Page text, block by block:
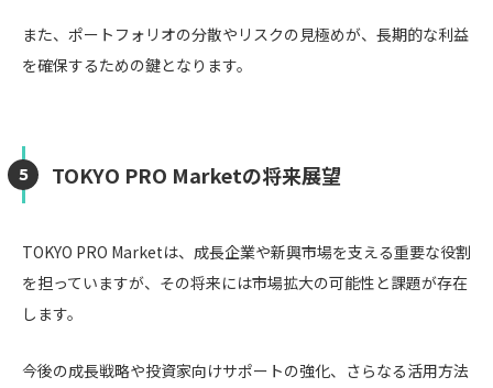
また、ポートフォリオの分散やリスクの見極めが、長期的な利益
を確保するための鍵となります。
TOKYO PRO Marketの将来展望
TOKYO PRO Marketは、成長企業や新興市場を支える重要な役割
を担っていますが、その将来には市場拡大の可能性と課題が存在
します。
今後の成長戦略や投資家向けサポートの強化、さらなる活用方法